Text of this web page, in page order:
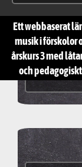
Ett webbaserat
musik i förskolor
årskurs 3 med
och